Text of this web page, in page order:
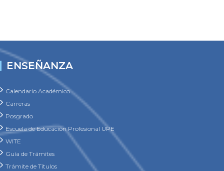
ENSEÑANZA
Calendario Académico
Carreras
Posgrado
Escuela de Educación Profesional UPE
WITE
Guía de Trámites
Trámite de Títulos